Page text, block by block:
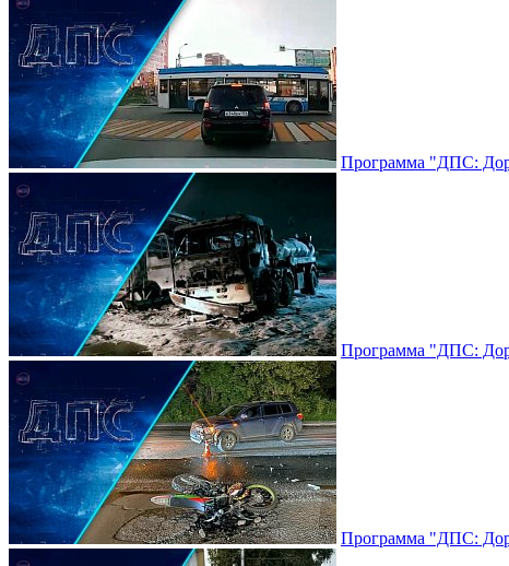
Программа "ДПС:
Программа "ДПС:
Программа "ДПС: